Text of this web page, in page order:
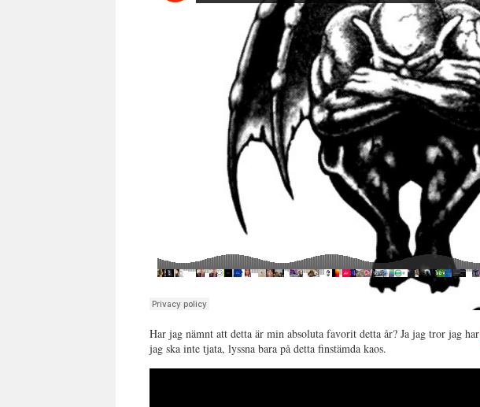
Har jag nämnt att detta är min absoluta favorit detta år? Ja jag tror jag har
jag ska inte tjata, lyssna bara på detta finstämda kaos.